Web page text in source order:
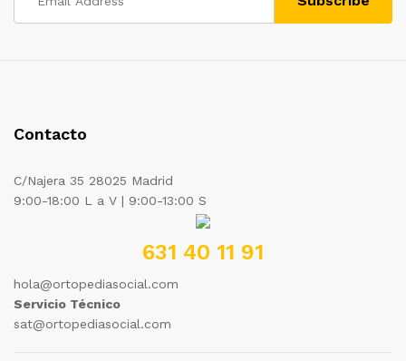
Contacto
C/Najera 35 28025 Madrid
9:00-18:00 L a V | 9:00-13:00 S
631 40 11 91
hola@ortopediasocial.com
Servicio Técnico
sat@ortopediasocial.com